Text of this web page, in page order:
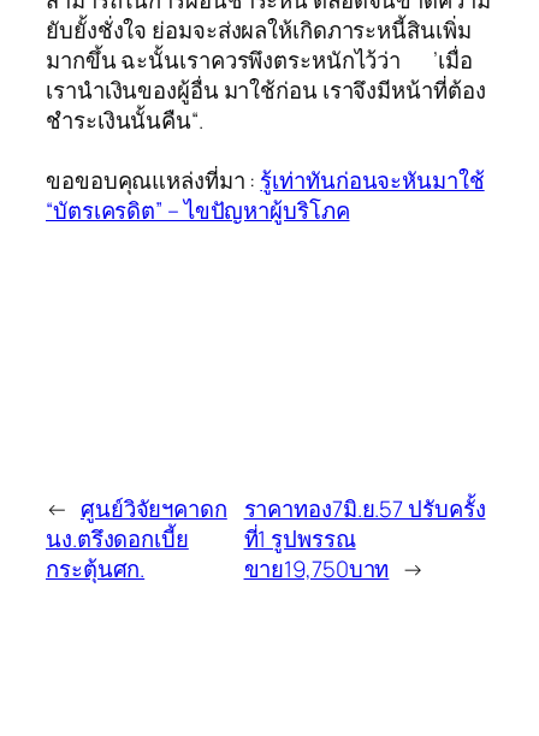
ยับยั้งชั่งใจ ย่อมจะส่งผลให้เกิดภาระหนี้สินเพิ่ม
มากขึ้น ฉะนั้นเราควรพึงตระหนักไว้ว่า ’เมื่อ
เรานำเงินของผู้อื่น มาใช้ก่อน เราจึงมีหน้าที่ต้อง
ชำระเงินนั้นคืน“.
ขอขอบคุณแหล่งที่มา : รู้เท่าทันก่อนจะหันมาใช้
“บัตรเครดิต” – ไขปัญหาผู้บริโภค
← ศูนย์วิจัยฯคาดก
นง.ตรึงดอกเบี้ย
กระตุ้นศก.
ราคาทอง7มิ.ย.57 ปรับครั้ง
ที่1 รูปพรรณ
ขาย19,750บาท →